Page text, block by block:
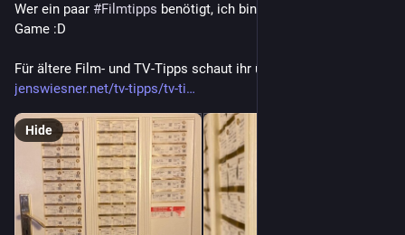
Wer ein paar #Filmtipps benötigt, ich bin offenbar wieder im
Game :D
Für ältere Film- und TV-Tipps schaut ihr übrigens hier:
jenswiesner.net/tv-tipps/tv-ti
Hide